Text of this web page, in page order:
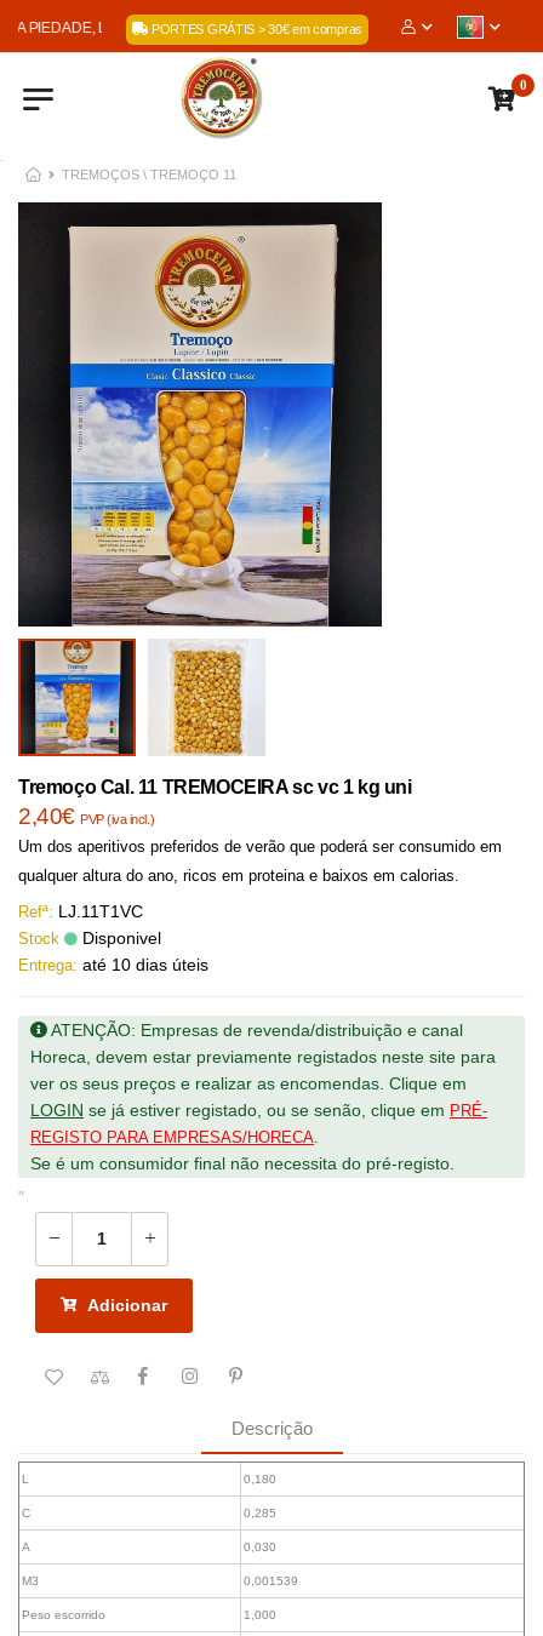
LDA PORTES GRÁTIS > 30€ em compras
0
.
TREMOÇOS \ TREMOÇO 11
Descrição
L 0,180
C 0,285
A 0,030
M3 0,001539
Peso escorrido 1,000
Tremoço Cal. 11 TREMOCEIRA sc vc 1 kg uni
2,40€PVP (iva incl.)
Um dos aperitivos preferidos de verão que poderá ser consumido em
qualquer altura do ano, ricos em proteina e baixos em calorias.
Refª: LJ.11T1VC
Stock Disponivel
Entrega: até 10 dias úteis
ATENÇÃO: Empresas de revenda/distribuição e canal
Horeca, devem estar previamente registados neste site para
ver os seus preços e realizar as encomendas. Clique em
LOGIN se já estiver registado, ou se senão, clique em PRÉ-
REGISTO PARA EMPRESAS/HORECA
Se é um consumidor final não necessita do pré-registo.
"
Adicionar